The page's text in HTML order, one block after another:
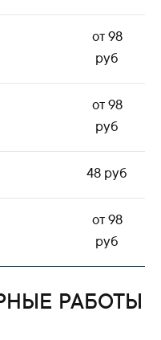
от 98
руб
от 98
руб
48 руб
от 98
руб
РАБОТЫ